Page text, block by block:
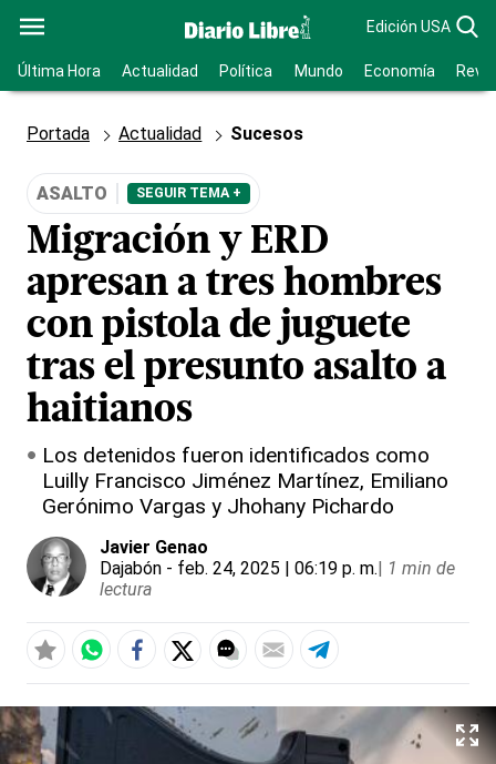
Edición USA
Última Hora Actualidad Política Mundo Economía
Portada Actualidad Sucesos
ASALTO SEGUIR TEMA +
Migración y ERD
apresan a tres hombres
con pistola de juguete
tras el presunto asalto a
haitianos
Los detenidos fueron identificados como
Luilly Francisco Jiménez Martínez, Emiliano
Gerónimo Vargas y Jhohany Pichardo
Javier Genao
Dajabón - feb. 24, 2025 | 06:19 p. m.| 1 min de
lectura